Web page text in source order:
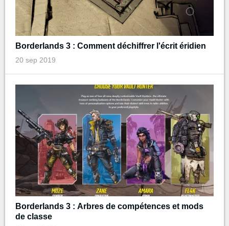
Borderlands 3 : Comment déchiffrer l'écrit éridien
20 sep 2019
Borderlands 3 : Arbres de compétences et mods
de classe